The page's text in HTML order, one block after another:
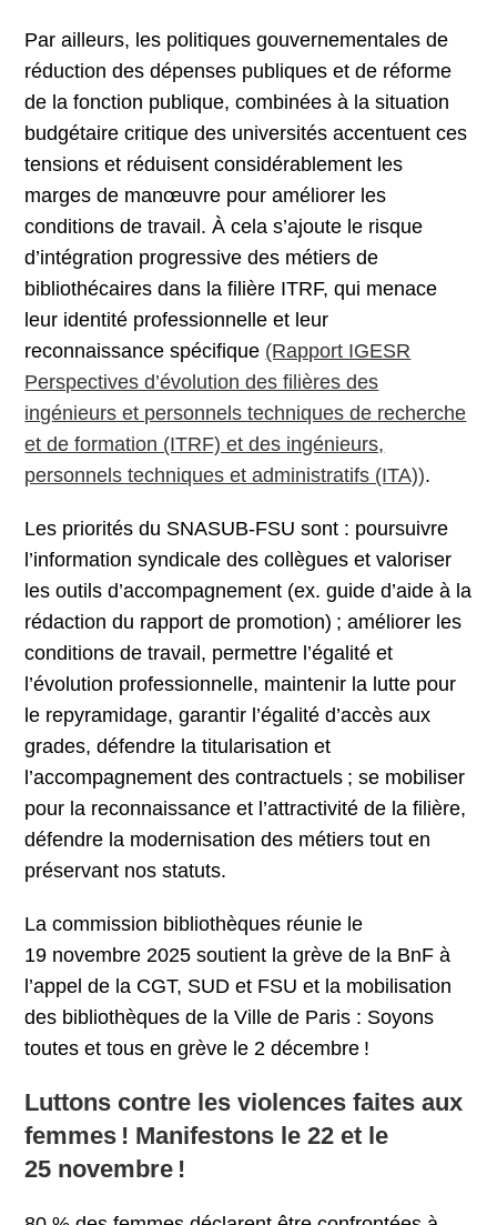
Par ailleurs, les politiques gouvernementales de
réduction des dépenses publiques et de réforme
de la fonction publique, combinées à la situation
budgétaire critique des universités accentuent ces
tensions et réduisent considérablement les
marges de manœuvre pour améliorer les
conditions de travail. À cela s’ajoute le risque
d’intégration progressive des métiers de
bibliothécaires dans la filière ITRF, qui menace
leur identité professionnelle et leur
reconnaissance spécifique (Rapport IGESR
Perspectives d’évolution des filières des
ingénieurs et personnels techniques de recherche
et de formation (ITRF) et des ingénieurs,
personnels techniques et administratifs (ITA)).
Les priorités du SNASUB-FSU sont : poursuivre
l’information syndicale des collègues et valoriser
les outils d’accompagnement (ex. guide d’aide à la
rédaction du rapport de promotion) ; améliorer les
conditions de travail, permettre l’égalité et
l’évolution professionnelle, maintenir la lutte pour
le repyramidage, garantir l’égalité d’accès aux
grades, défendre la titularisation et
l’accompagnement des contractuels ; se mobiliser
pour la reconnaissance et l’attractivité de la filière,
défendre la modernisation des métiers tout en
préservant nos statuts.
La commission bibliothèques réunie le
19 novembre 2025 soutient la grève de la BnF à
l’appel de la CGT, SUD et FSU et la mobilisation
des bibliothèques de la Ville de Paris : Soyons
toutes et tous en grève le 2 décembre !
Luttons contre les violences faites aux
femmes ! Manifestons le 22 et le
25 novembre !